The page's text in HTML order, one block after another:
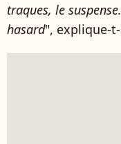
traques, le
hasard", explique-